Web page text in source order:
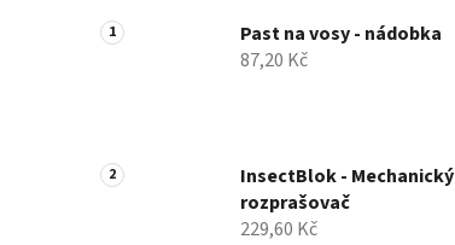
n
a
n
i
Past na vosy - nádobka
87,20 Kč
InsectBlok - Mechanický
rozprašovač
229,60 Kč